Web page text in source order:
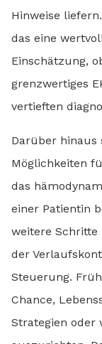
Hinweise
das eine
Einschätzung,
grenzwertiges
vertieften
Darüber hinaus
Möglichkeiten
das
einer Patientin
weitere Schritte
der
Steuerung.
Chance,
Strategien oder